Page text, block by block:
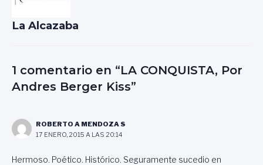
La Alcazaba
1 comentario en “LA CONQUISTA, Por
Andres Berger Kiss”
ROBERTO A MENDOZA S
17 ENERO, 2015 A LAS 20:14
Hermoso. Poético. Histórico. Seguramente sucedio en